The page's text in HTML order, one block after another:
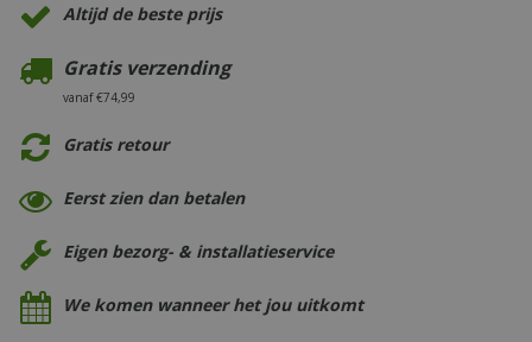
Altijd de beste prijs
Gratis verzending
vanaf €74,99
Gratis retour
Eerst zien dan betalen
Eigen bezorg- & installatieservice
We komen wanneer het jou uitkomt